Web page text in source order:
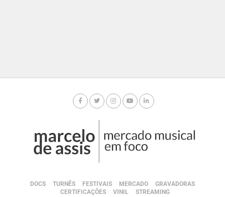
DOCS TURNÊS FESTIVAIS MERCADO
GRAVADORAS
CERTIFICAÇÕES
VINIL STREAMING